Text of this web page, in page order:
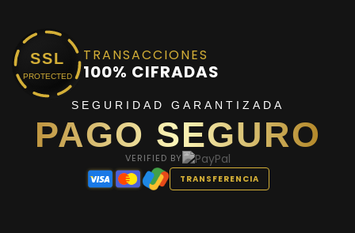
SSL
PROTECTED
TRANSACCIONES
100% CIFRADAS
SEGURIDAD GARANTIZADA
PAGO SEGURO
VERIFIED BY
TRANSFERENCIA